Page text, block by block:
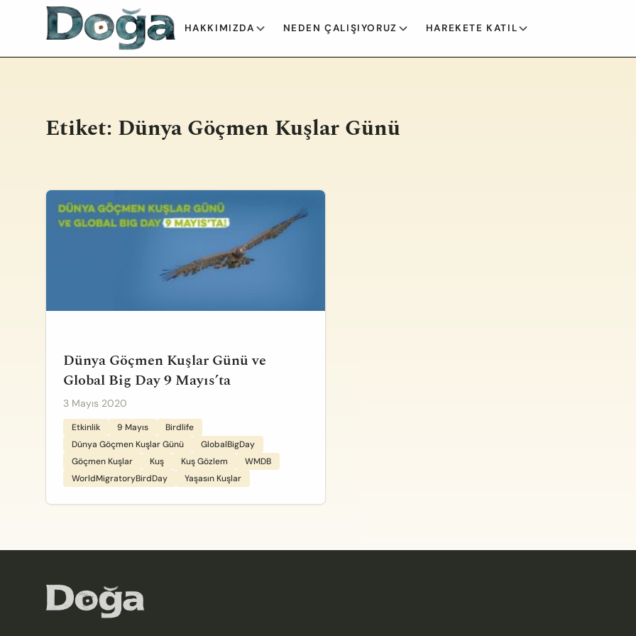
İçeriğe geç
HAKKIMIZDA NEDEN ÇALIŞIYORUZ HAREKETE KATIL
Etiket: Dünya Göçmen Kuşlar Günü
Dünya Göçmen Kuşlar Günü ve
Global Big Day 9 Mayıs’ta
3 Mayıs 2020
Etkinlik 9 Mayıs
Birdlife
Dünya Göçmen Kuşlar Günü
GlobalBigDay
Göçmen Kuşlar
Kuş Kuş Gözlem
WMDB
WorldMigratoryBirdDay
Yaşasın Kuşlar